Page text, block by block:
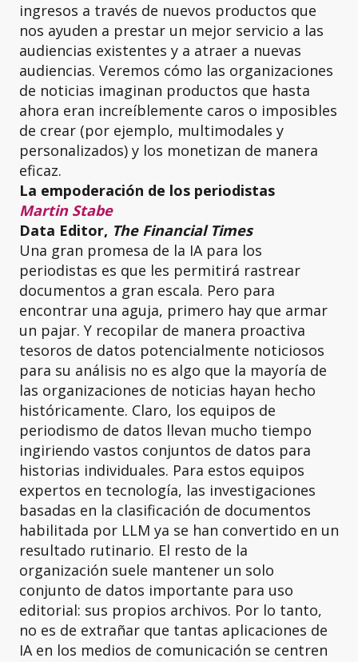
ingresos a través de nuevos productos que
nos ayuden a prestar un mejor servicio a las
audiencias existentes y a atraer a nuevas
audiencias. Veremos cómo las organizaciones
de noticias imaginan productos que hasta
ahora eran increíblemente caros o imposibles
de crear (por ejemplo, multimodales y
personalizados) y los monetizan de manera
eficaz.
La empoderación de los periodistas
Martin Stabe
Data Editor, The Financial Times
Una gran promesa de la IA para los
periodistas es que les permitirá rastrear
documentos a gran escala. Pero para
encontrar una aguja, primero hay que armar
un pajar. Y recopilar de manera proactiva
tesoros de datos potencialmente noticiosos
para su análisis no es algo que la mayoría de
las organizaciones de noticias hayan hecho
históricamente. Claro, los equipos de
periodismo de datos llevan mucho tiempo
ingiriendo vastos conjuntos de datos para
historias individuales. Para estos equipos
expertos en tecnología, las investigaciones
basadas en la clasificación de documentos
habilitada por LLM ya se han convertido en un
resultado rutinario. El resto de la
organización suele mantener un solo
conjunto de datos importante para uso
editorial: sus propios archivos. Por lo tanto,
no es de extrañar que tantas aplicaciones de
IA en los medios de comunicación se centren